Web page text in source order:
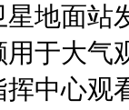
地面站
于大气
中心观